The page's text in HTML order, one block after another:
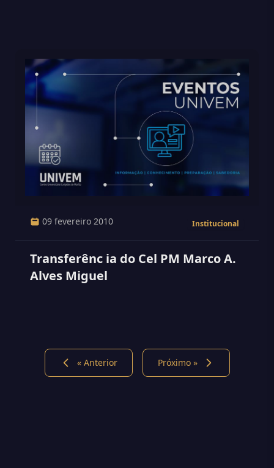
09 fevereiro 2010 Institucional
Transferênc ia do Cel PM Marco A.
Alves Miguel
« Anterior Próximo »